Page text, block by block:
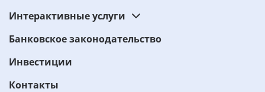
Интерактивные услуги
Банковское законодательство
Инвестиции
Контакты